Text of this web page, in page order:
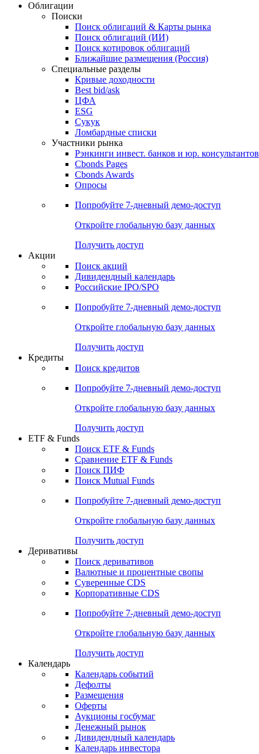
Облигации
Поиски
Поиск облигаций & Карты рынка
Поиск облигаций (ИИ)
Поиск котировок облигаций
Ближайшие размещения (Россия)
Специальные разделы
Кривые доходности
Best bid/ask
ЦФА
ESG
Сукук
Ломбардные списки
Участники рынка
Рэнкинги инвест. банков и юр. консультантов
Cbonds Pages
Cbonds Awards
Опросы
Попробуйте 7-дневный демо-доступ
Откройте глобальную базу данных
Получить доступ
Акции
Поиск акций
Дивидендный календарь
Российские IPO/SPO
Попробуйте 7-дневный демо-доступ
Откройте глобальную базу данных
Получить доступ
Кредиты
Поиск кредитов
Попробуйте 7-дневный демо-доступ
Откройте глобальную базу данных
Получить доступ
ETF & Funds
Поиск ETF & Funds
Сравнение ETF & Funds
Поиск ПИФ
Поиск Mutual Funds
Попробуйте 7-дневный демо-доступ
Откройте глобальную базу данных
Получить доступ
Деривативы
Поиск деривативов
Валютные и процентные свопы
Суверенные CDS
Корпоративные CDS
Попробуйте 7-дневный демо-доступ
Откройте глобальную базу данных
Получить доступ
Календарь
Календарь событий
Дефолты
Размещения
Оферты
Аукционы госбумаг
Денежный рынок
Дивидендный календарь
Календарь инвестора